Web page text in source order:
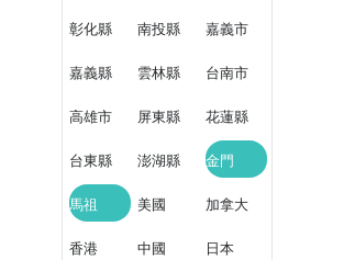
彰化縣 南投縣 嘉義市
嘉義縣 雲林縣 台南市
高雄市 屏東縣 花蓮縣
台東縣 澎湖縣 金門
馬祖 美國 加拿大
香港 中國 日本